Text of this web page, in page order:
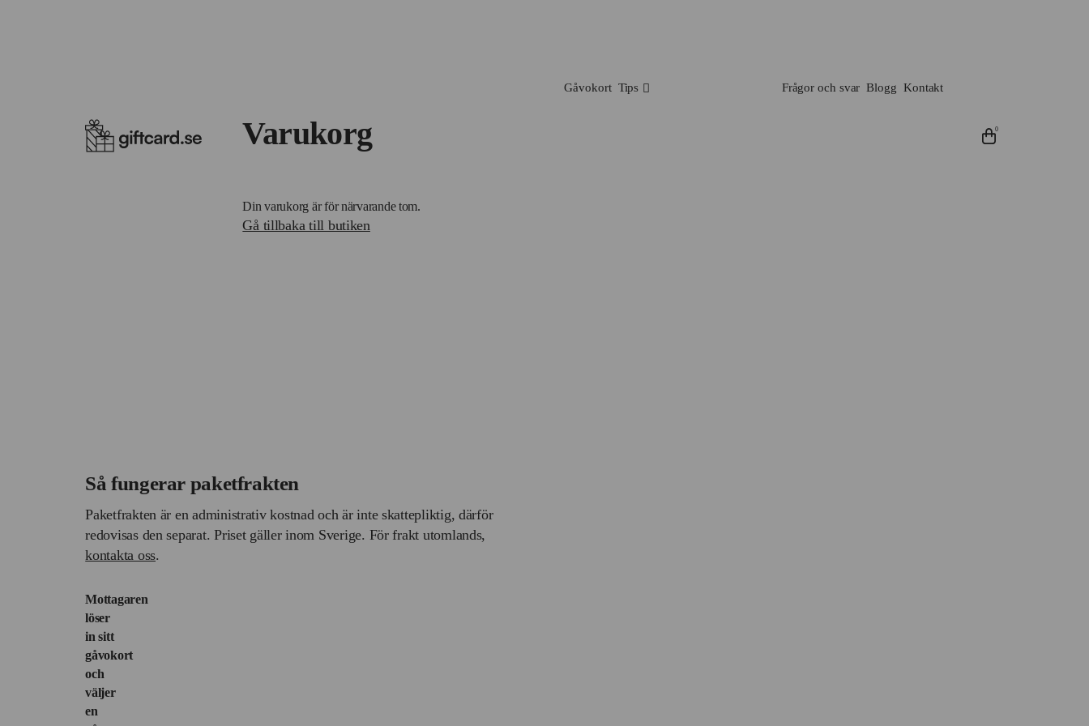
Gåvokort Tips Frågor och svar Blogg Kontakt
0
Varukorg
Din varukorg är för närvarande tom.
Gå tillbaka till butiken
Så fungerar paketfrakten
Paketfrakten är en administrativ kostnad och är inte skattepliktig, därför
redovisas den separat. Priset gäller inom Sverige. För frakt utomlands,
kontakta oss.
Mottagaren
löser
in sitt
gåvokort
och
väljer
en